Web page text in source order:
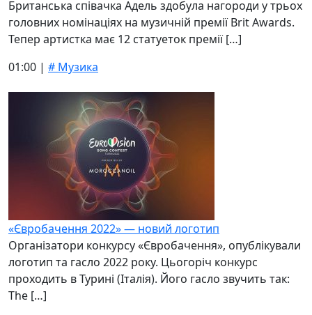
Британська співачка Адель здобула нагороди у трьох
головних номінаціях на музичній премії Brit Awards.
Тепер артистка має 12 статуеток премії […]
01:00 | # Музика
«Євробачення 2022» — новий логотип
Організатори конкурсу «Євробачення», опублікували
логотип та гасло 2022 року. Цьогоріч конкурс
проходить в Турині (Італія). Його гасло звучить так:
The […]